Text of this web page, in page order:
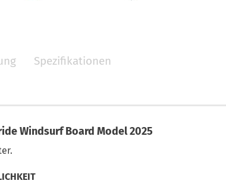
Spezifikationen
Windsurf Board Model 2025